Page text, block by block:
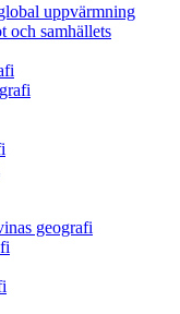
uppvärmning
och samhällets
geografi